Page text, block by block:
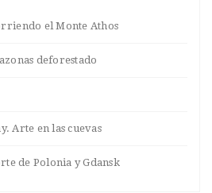
el Monte Athos
deforestado
Arte en las cuevas
de Polonia y Gdansk